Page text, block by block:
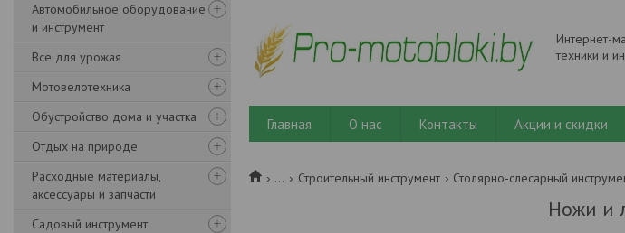
Автомобильное оборудование
и инструмент
Все для урожая
Мотовелотехника
Обустройство дома и участка
Отдых на природе
Расходные материалы,
аксессуары и запчасти
Садовый инструмент
Интернет-
техники и
Главная О нас Контакты Акции и скидки
... Строительный инструмент Столярно-слесарный
Ножи и